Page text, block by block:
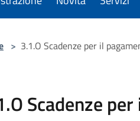
> 3.1.O Scadenze per il
Scadenze